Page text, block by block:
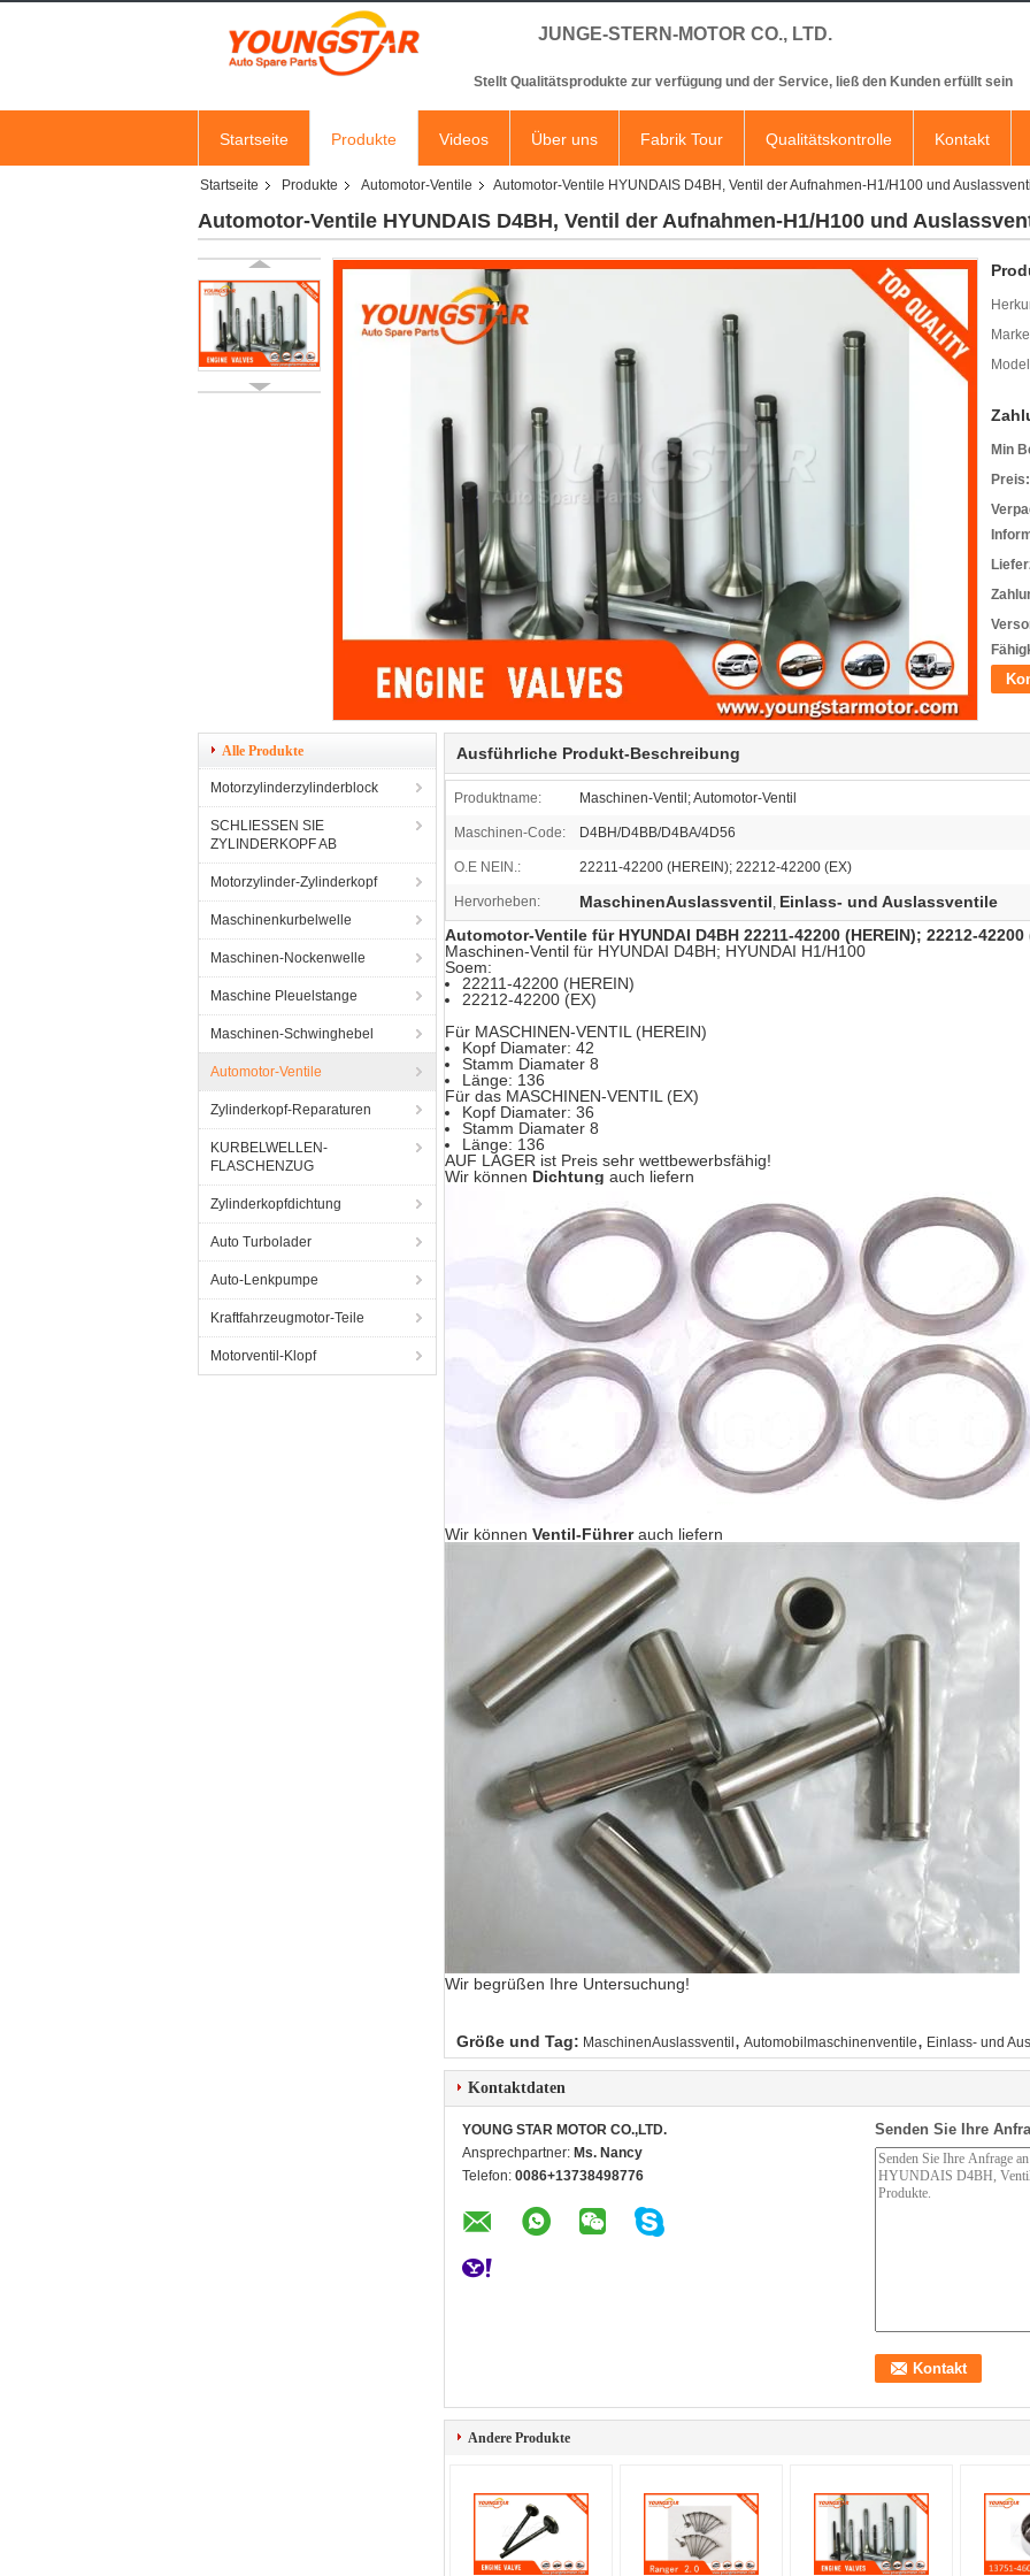
JUNGE-STERN-MOTOR CO., LTD.
Stellt Qualitätsprodukte zur verfügung und der Service, ließ den Kunden erfüllt sein
Startseite Produkte Videos Über uns Fabrik Tour Qualitätskontrolle Kontakt
Startseite Produkte Automotor-Ventile Automotor-Ventile HYUNDAIS D4BH, Ventil der Aufnahmen-H1/H100 und Auslassventil
Automotor-Ventile HYUNDAIS D4BH, Ventil der Aufnahmen-H1/H100 und
Min
Preis:
Alle Produkte
Motorzylinderzylinderblock
SCHLIESSEN SIE
ZYLINDERKOPF AB
Motorzylinder-Zylinderkopf
Maschinenkurbelwelle
Maschinen-Nockenwelle
Maschine Pleuelstange
Maschinen-Schwinghebel
Automotor-Ventile
Zylinderkopf-Reparaturen
KURBELWELLEN-
FLASCHENZUG
Zylinderkopfdichtung
Auto Turbolader
Auto-Lenkpumpe
Kraftfahrzeugmotor-Teile
Motorventil-Klopf
Ausführliche Produkt-Beschreibung
Produktname: Maschinen-Ventil; Automotor-Ventil
Maschinen-Code: D4BH/D4BB/D4BA/4D56
O.E NEIN.: 22211-42200 (HEREIN); 22212-42200 (EX)
Hervorheben: MaschinenAuslassventil, Einlass- und Auslassventile
Automotor-Ventile für HYUNDAI D4BH 22211-42200 (HEREIN); 22212-42200
Maschinen-Ventil für HYUNDAI D4BH; HYUNDAI H1/H100
Soem:
22211-42200 (HEREIN)
22212-42200 (EX)
Für MASCHINEN-VENTIL (HEREIN)
Kopf Diamater: 42
Stamm Diamater 8
Länge: 136
Für das MASCHINEN-VENTIL (EX)
Kopf Diamater: 36
Stamm Diamater 8
Länge: 136
AUF LAGER ist Preis sehr wettbewerbsfähig!
Wir können Dichtung auch liefern
Wir können Ventil-Führerauch liefern
Wir begrüßen Ihre Untersuchung!
Größe und Tag: MaschinenAuslassventil , Automobilmaschinenventile, Einlass- und
Kontaktdaten
YOUNG STAR MOTOR CO.,LTD.
Ansprechpartner: Ms. Nancy
Telefon: 0086+13738498776
Senden Sie Ihre
Andere Produkte